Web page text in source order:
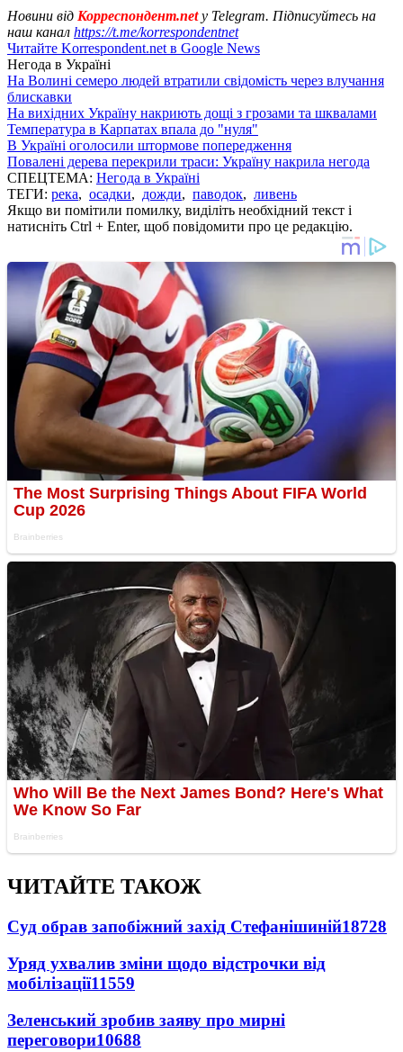
Новини від Корреспондент.netу Telegram. Підписуйтесь на
наш канал https://t.me/korrespondentnet
Читайте Korrespondent.net в Google News
Негода в Україні
На Волині семеро людей втратили свідомість через влучання
блискавки
На вихідних Україну накриють дощі з грозами та шквалами
Температура в Карпатах впала до "нуля"
В Україні оголосили штормове попередження
Повалені дерева перекрили траси: Україну накрила негода
СПЕЦТЕМА: Негода в Україні
ТЕГИ: река, осадки, дожди, паводок, ливень
Якщо ви помітили помилку, виділіть необхідний текст і
натисніть Ctrl + Enter, щоб повідомити про це редакцію.
ЧИТАЙТЕ ТАКОЖ
Суд обрав запобіжний захід Стефанішиній18728
Уряд ухвалив зміни щодо відстрочки від
мобілізації11559
Зеленський зробив заяву про мирні
переговори10688